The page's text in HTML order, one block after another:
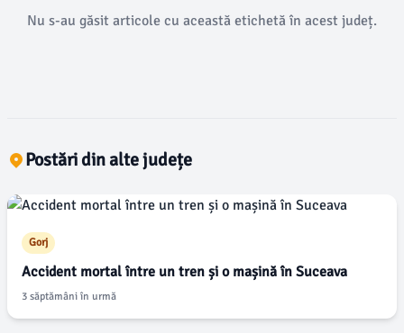
Nu s-au găsit articole cu această etichetă în acest județ.
Postări din alte județe
Gorj
Accident mortal între un tren și o mașină în Suceava
3 săptămâni în urmă